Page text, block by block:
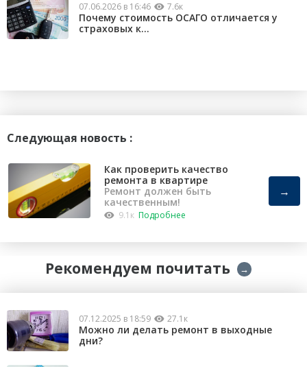
07.06.2026 в 16:46 7.6к
Почему стоимость ОСАГО отличается у
страховых к...
Следующая новость :
Как проверить качество
ремонта в квартире
Ремонт должен быть
качественным!
9.1к Подробнее
→
Рекомендуем почитать →
07.12.2025 в 18:59 27.1к
Можно ли делать ремонт в выходные
дни?